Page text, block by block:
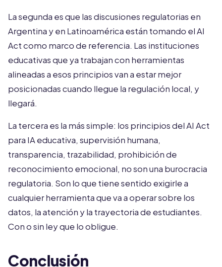
La segunda es que las discusiones regulatorias en
Argentina y en Latinoamérica están tomando el AI
Act como marco de referencia. Las instituciones
educativas que ya trabajan con herramientas
alineadas a esos principios van a estar mejor
posicionadas cuando llegue la regulación local, y
llegará.
La tercera es la más simple: los principios del AI Act
para IA educativa, supervisión humana,
transparencia, trazabilidad, prohibición de
reconocimiento emocional, no son una burocracia
regulatoria. Son lo que tiene sentido exigirle a
cualquier herramienta que va a operar sobre los
datos, la atención y la trayectoria de estudiantes.
Con o sin ley que lo obligue.
Conclusión